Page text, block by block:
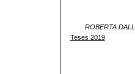
ROBERTA
Teses 2019